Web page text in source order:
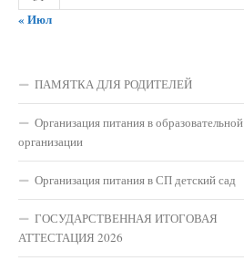
« Июл
ПАМЯТКА ДЛЯ РОДИТЕЛЕЙ
Организация питания в образовательной
организации
Организация питания в СП детский сад
ГОСУДАРСТВЕННАЯ ИТОГОВАЯ
АТТЕСТАЦИЯ 2026